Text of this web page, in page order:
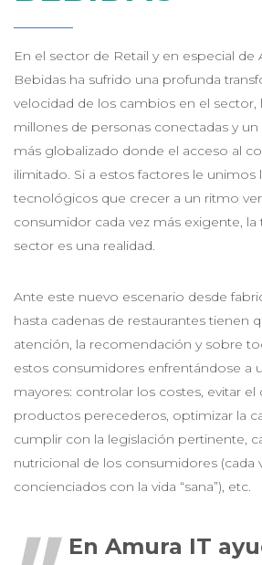
En el sector de Retail y en especial de
Bebidas ha sufrido una profunda
velocidad de los cambios en el sector,
millones de personas conectadas y
más globalizado donde el acceso al
ilimitado. Si a estos factores le unimos
tecnológicos que crecer a un ritmo
consumidor cada vez más exigente,
sector es una realidad.
Ante este nuevo escenario desde
hasta cadenas de restaurantes tienen
atención, la recomendación y sobre
estos consumidores enfrentándose a
mayores: controlar los costes, evitar
productos perecederos, optimizar la
cumplir con la legislación pertinente,
nutricional de los consumidores (cada
concienciados con la vida “sana”), etc.
En Amura IT